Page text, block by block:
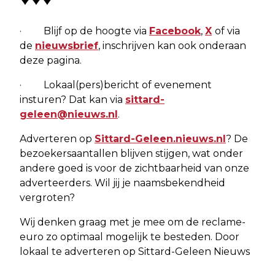
· Blijf op de hoogte via Facebook, X of via
de nieuwsbrief, inschrijven kan ook onderaan
deze pagina.
· Lokaal(pers)bericht of evenement
insturen? Dat kan via sittard-
geleen@nieuws.nl.
Adverteren op Sittard-Geleen.nieuws.nl? De
bezoekersaantallen blijven stijgen, wat onder
andere goed is voor de zichtbaarheid van onze
adverteerders. Wil jij je naamsbekendheid
vergroten?
Wij denken graag met je mee om de reclame-
euro zo optimaal mogelijk te besteden. Door
lokaal te adverteren op Sittard-Geleen Nieuws